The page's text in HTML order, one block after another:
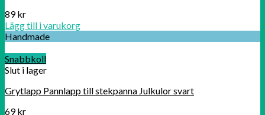
89kr
Lägg till i varukorg
Handmade
Snabbkoll
Slut i lager
Grytlapp Pannlapp till stekpanna Julkulor svart
69kr